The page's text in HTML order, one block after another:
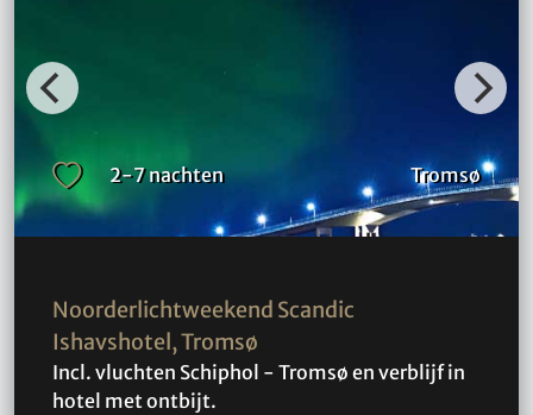
2-7 nachten Tromsø
Noorderlichtweekend Scandic
Ishavshotel, Tromsø
Incl. vluchten Schiphol - Tromsø en verblijf in
hotel met ontbijt.